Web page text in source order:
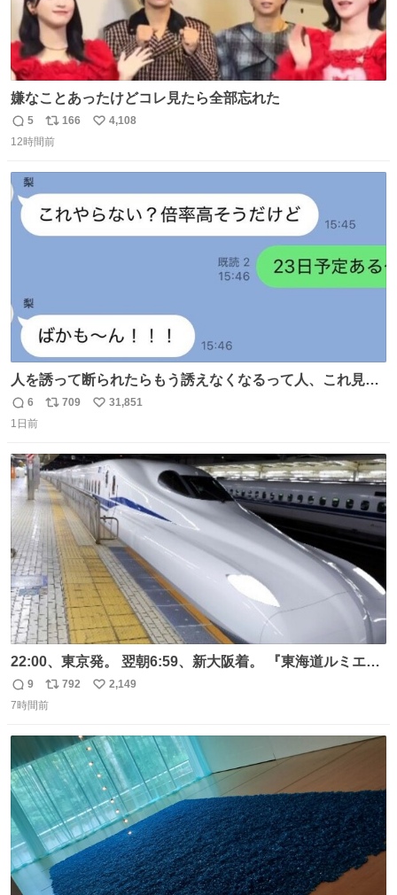
嫌なことあったけどコレ見たら全部忘れた
返
信
5
リ
ポ
166
い
4,108
12時間前
人を誘って断られたらもう誘えなくなるって人、これ見て
元気出してほしい
返
信
6
リ
ト
数
709
い
数
31,851
1日前
22:00、東京発。 翌朝6:59、新大阪着。 『東海道ルミエー
ルエクスプレス』が今夜、初運行！ 岐阜羽島駅で夜を越す
東海道新幹線。寝台列車じゃないのに、朝まで新幹線とい
エクスプレス
返
信
9
リ
ポ
ト
数
792
い
数
2,149
7時間前